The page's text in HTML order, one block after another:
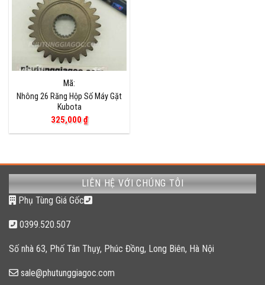
Mã:
Nhông 26 Răng Hộp Số Máy Gặt
Kubota
325,000₫
LIÊN HỆ VỚI CHÚNG TÔI
Phụ Tùng Giá Gốc
0399.520.507
Số nhà 63, Phố Tân Thụy, Phúc Đồng, Long Biên, Hà Nội
sale@phutunggiagoc.com